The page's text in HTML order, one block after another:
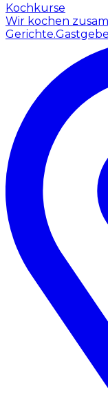
Kochkurse
Wir kochen
Gerichte.